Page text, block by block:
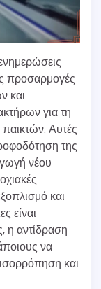
προσαρμογές
και
για τη
Αυτές
της
νέου
και
είναι
η αντίδραση
να
και